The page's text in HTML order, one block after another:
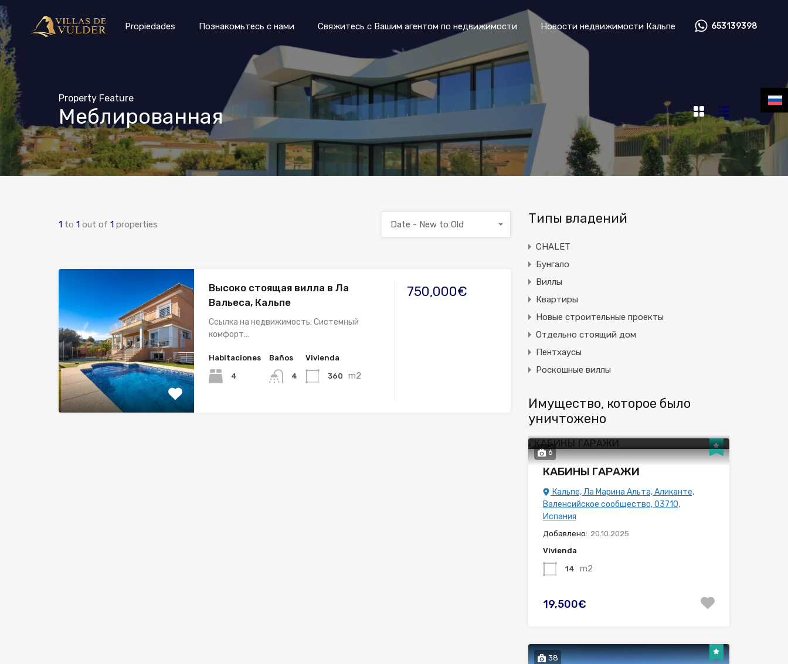
Познакомьтесь с нами Свяжитесь с Вашим агентом по недвижимости Новости недвижимости Кальпе
Propiedades Познакомьтесь с нами Свяжитесь с Вашим агентом по недвижимости Новости недвижимости Кальпе 653139398
Property Feature
Меблированная
1 to 1 out of 1 properties Date - New to Old
Высоко стоящая вилла в Ла
Вальеса, Кальпе
Ссылка на недвижимость: Системный
комфорт…
Habitaciones
4
Baños
4
Vivienda
360 m2
750,000€
Типы владений
CHALET
Бунгало
Виллы
Квартиры
Новые строительные проекты
Отдельно стоящий дом
Пентхаусы
Роскошные виллы
Имущество, которое было
уничтожено
6
КАБИНЫ ГАРАЖИ
Кальпе, Ла Марина Альта, Аликанте,
Валенсийское сообщество, 03710,
Испания
Добавлено: 20.10.2025
Vivienda
14 m2
19,500€
38